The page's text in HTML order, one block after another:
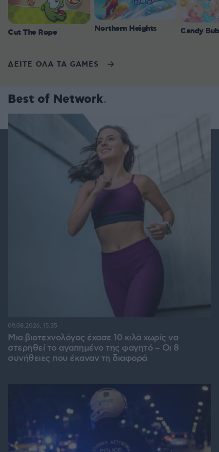
Cut The Rope Northern Heights Candy
ΔΕΙΤΕ ΟΛΑ ΤΑ GAMES
Best of Network
Μια βιοτεχνολόγος έχασε 10 κιλά χωρίς να
στερηθεί το αγαπημένο της φαγητό – Οι 8
συνήθειες που έκαναν τη διαφορά
09.08.2026, 15:35